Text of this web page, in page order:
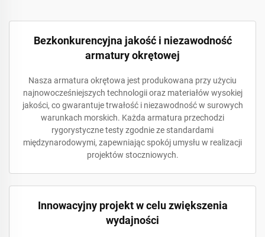
Bezkonkurencyjna jakość i niezawodność
armatury okrętowej
Nasza armatura okrętowa jest produkowana przy użyciu
najnowocześniejszych technologii oraz materiałów wysokiej
jakości, co gwarantuje trwałość i niezawodność w surowych
warunkach morskich. Każda armatura przechodzi
rygorystyczne testy zgodnie ze standardami
międzynarodowymi, zapewniając spokój umysłu w realizacji
projektów stoczniowych.
Innowacyjny projekt w celu zwiększenia
wydajności